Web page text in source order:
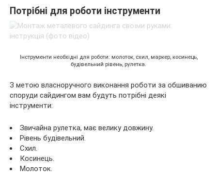
Потрібні для роботи інструменти
Інструменти необхідні для роботи: молоток, схил, маркер, косинець,
будівельний рівень, рулетка.
З метою власноручного виконання роботи за обшиванию
споруди сайдингом вам будуть потрібні деякі
інструменти:
Звичайна рулетка, має велику довжину.
Рівень будівельний.
Схил.
Косинець.
Молоток.